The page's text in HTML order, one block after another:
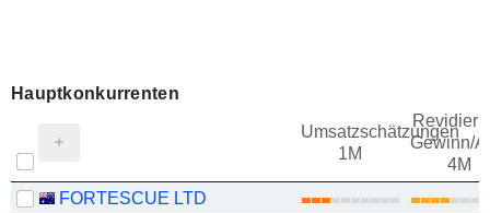
Hauptkonkurrenten
Umsatzschätzungen
1M
Gewinn/
4M
FORTESCUE LTD